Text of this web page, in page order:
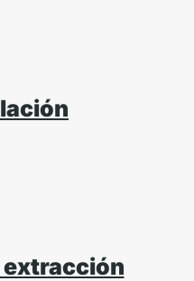
extracción